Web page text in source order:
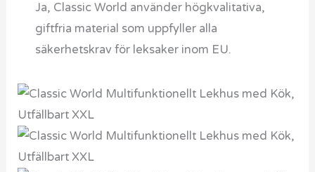
Ja, Classic World använder högkvalitativa,
giftfria material som uppfyller alla
säkerhetskrav för leksaker inom EU.